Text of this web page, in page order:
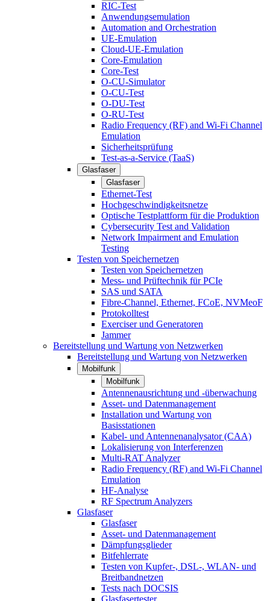
RIC-Test
Anwendungsemulation
Automation and Orchestration
UE-Emulation
Cloud-UE-Emulation
Core-Emulation
Core-Test
O-CU-Simulator
O-CU-Test
O-DU-Test
O-RU-Test
Radio Frequency (RF) and Wi-Fi Channel
Emulation
Sicherheitsprüfung
Test-as-a-Service (TaaS)
Glasfaser
Glasfaser
Ethernet-Test
Hochgeschwindigkeitsnetze
Optische Testplattform für die Produktion
Cybersecurity Test and Validation
Network Impairment and Emulation
Testing
Testen von Speichernetzen
Testen von Speichernetzen
Mess- und Prüftechnik für PCIe
SAS und SATA
Fibre-Channel, Ethernet, FCoE, NVMeoF
Protokolltest
Exerciser und Generatoren
Jammer
Bereitstellung und Wartung von Netzwerken
Bereitstellung und Wartung von Netzwerken
Mobilfunk
Mobilfunk
Antennenausrichtung und -überwachung
Asset- und Datenmanagement
Installation und Wartung von
Basisstationen
Kabel- und Antennenanalysator (CAA)
Lokalisierung von Interferenzen
Multi-RAT Analyzer
Radio Frequency (RF) and Wi-Fi Channel
Emulation
HF-Analyse
RF Spectrum Analyzers
Glasfaser
Glasfaser
Asset- und Datenmanagement
Dämpfungsglieder
Bitfehlerrate
Testen von Kupfer-, DSL-, WLAN- und
Breitbandnetzen
Tests nach DOCSIS